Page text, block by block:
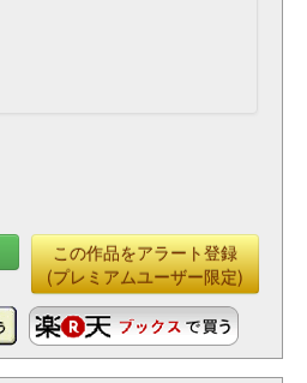
この作品をアラート登録
(プレミアムユーザー限定)